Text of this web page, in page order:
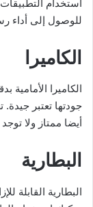
للوصول إلى أداء
الكاميرا
جودتها تعتبر جيدة.
أيضا ممتاز ولا
البطارية